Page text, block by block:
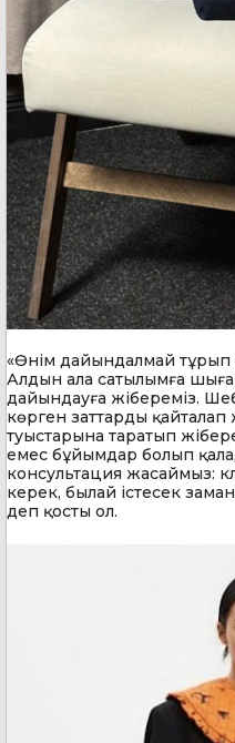
«Өнім дайындалмай тұрып
Алдын ала сатылымға
дайындауға жібереміз.
көрген заттарды
туыстарына таратып
емес бұйымдар болып
консультация жасаймыз:
керек, былай істесек
деп қосты ол.